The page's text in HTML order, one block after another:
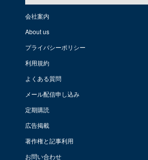
会社案内
About us
プライバシーポリシー
利用規約
よくある質問
メール配信申し込み
定期購読
広告掲載
著作権と記事利用
お問い合わせ